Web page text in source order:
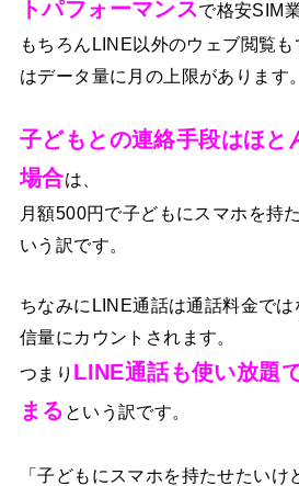
トパフォーマンスで格安SIM
もちろんLINE以外のウェブ閲覧
はデータ量に月の上限があります。
子どもとの連絡手段はほと
場合は、
月額500円で子どもにスマホを持
いう訳です。
ちなみにLINE通話は通話料金で
信量にカウントされます。
つまり LINE通話も使い放題
まる という訳です。
「子どもにスマホを持たせたい